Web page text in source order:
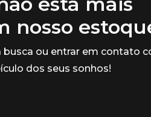
nosso
busca ou entrar em contato
dos seus sonhos!